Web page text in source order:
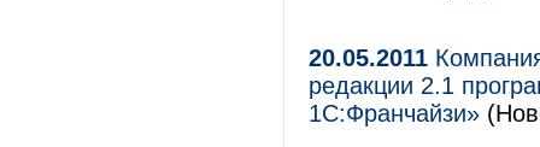
20.05.2011
редакции 2.1
1С:Франчайзи»